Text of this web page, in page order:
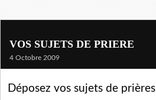
VOS SUJETS DE PRIERE
4 Octobre 2009
Déposez vos sujets de prières